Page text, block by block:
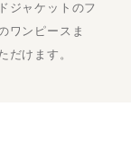
ジャケットのフ
ワンピースま
だけます。